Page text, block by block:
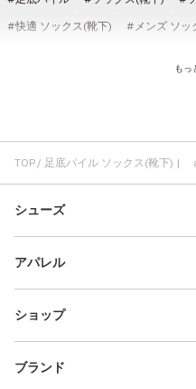
快適 ソックス(靴下)
メンズ ソッ
足底パイル フィット感
足底パイ
足底パイル atmos
足底パイル
もっ
TOP 足底パイル ソックス(靴下) |
シューズ
アパレル
ショップ
ブランド